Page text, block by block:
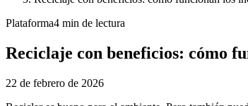
Plataforma4 min de lectura
Reciclaje con beneficios: cómo
22 de febrero de 2026